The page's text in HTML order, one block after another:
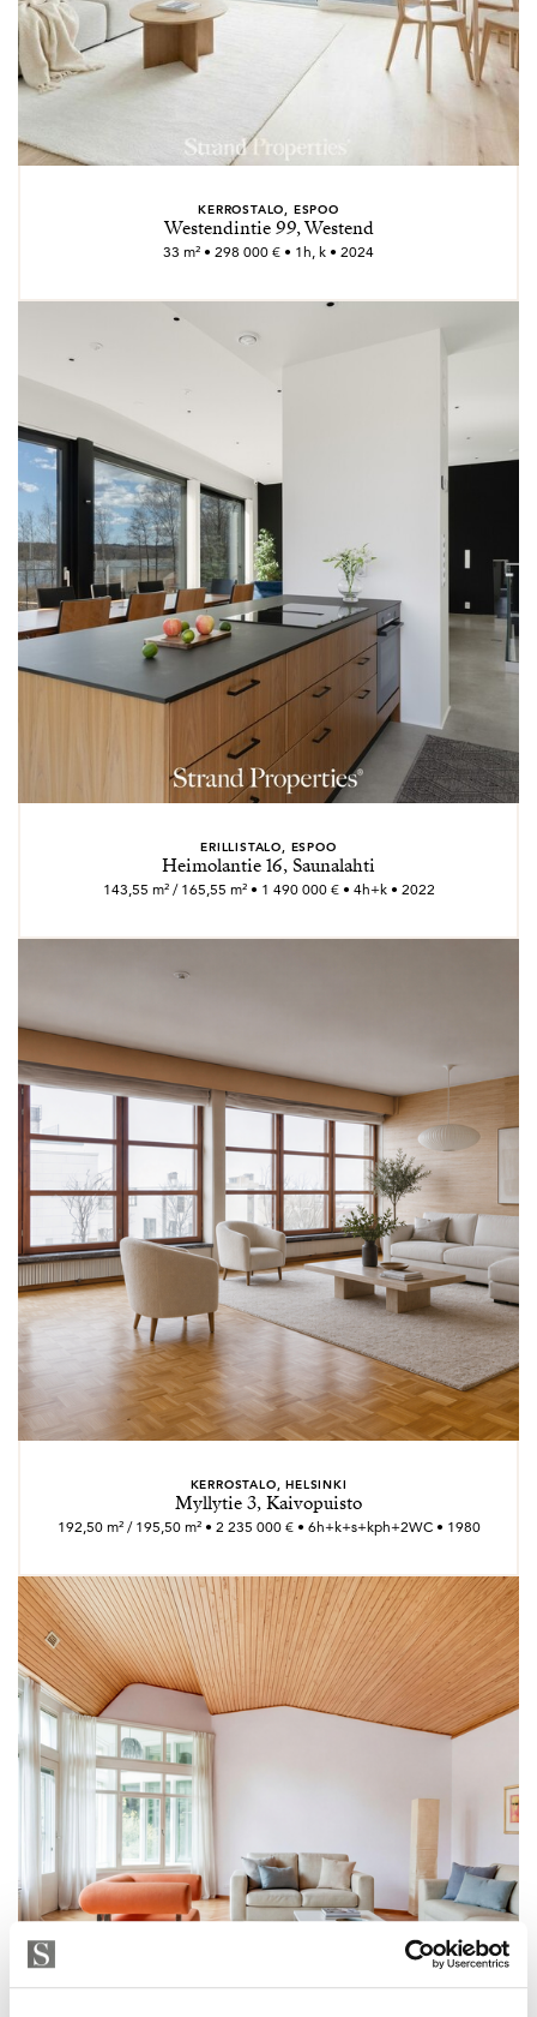
KERROSTALO, ESPOO
Westendintie 99, Westend
33 m² • 298 000 € • 1h, k • 2024
ERILLISTALO, ESPOO
Heimolantie 16, Saunalahti
143,55 m² / 165,55 m² • 1 490 000 € • 4h+k • 2022
KERROSTALO, HELSINKI
Myllytie 3, Kaivopuisto
192,50 m² / 195,50 m² • 2 235 000 € • 6h+k+s+kph+2WC • 1980